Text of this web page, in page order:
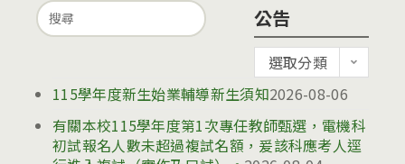
Search
for:
公告
告
選取分類
115學年度新生始業輔導新生須知2026-08-06
有關本校115學年度第1次專任教師甄選，電機科
初試報名人數未超過複試名額，爰該科應考人逕